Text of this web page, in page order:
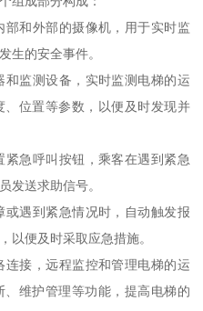
和外部的摄像机，用于实时监
生的安全事件。
监测设备，实时监测电梯的运
位置等参数，以便及时发现并
急呼叫按钮，乘客在遇到紧急
发送求助信号。
遇到紧急情况时，自动触发报
以便及时采取应急措施。
接，远程监控和管理电梯的运
维护管理等功能，提高电梯的